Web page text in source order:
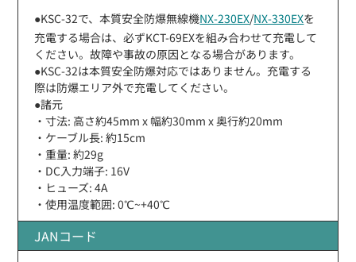
●KSC-32で、本質安全防爆無線機NX-230EX/NX-330EXを
充電する場合は、必ずKCT-69EXを組み合わせて充電して
ください。故障や事故の原因となる場合があります。
●KSC-32は本質安全防爆対応ではありません。充電する
際は防爆エリア外で充電してください。
●諸元
・寸法: 高さ約45mm x 幅約30mm x 奥行約20mm
・ケーブル長: 約15cm
・重量: 約29g
・DC入力端子: 16V
・ヒューズ: 4A
・使用温度範囲: 0℃~+40℃
JANコード